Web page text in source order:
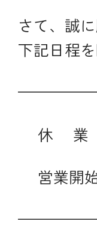
さて、誠
下記日程
休 業
営業開始